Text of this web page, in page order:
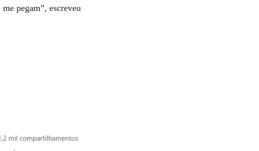
pegam”, escreveu